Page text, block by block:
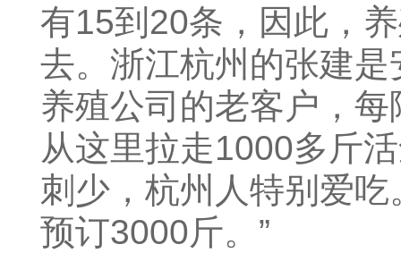
有15到20条，因此，
去。浙江杭州的张建
养殖公司的老客户，
从这里拉走1000多斤
刺少，杭州人特别爱吃
预订3000斤。”